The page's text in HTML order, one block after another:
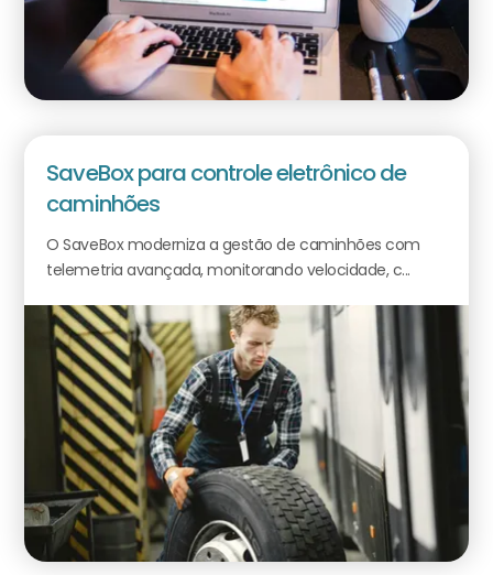
SaveBox para controle eletrônico de
caminhões
O SaveBox moderniza a gestão de caminhões com
telemetria avançada, monitorando velocidade, c...